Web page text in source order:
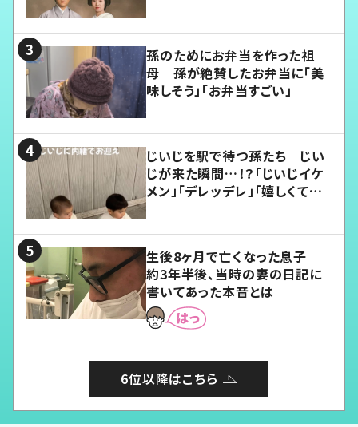
孫のためにお弁当を作った祖
母 孫が絶賛したお弁当に「美
味しそう」「お弁当すごい」
じいじを駅で待つ孫たち じい
じが来た瞬間…！？「じいじイケ
メン」「デレッデレ」「嬉しくて可
生後8ヶ月で亡くなった息子
約3年半後、当時の妻の日記に
書いてあった本音とは
6位以降はこちら